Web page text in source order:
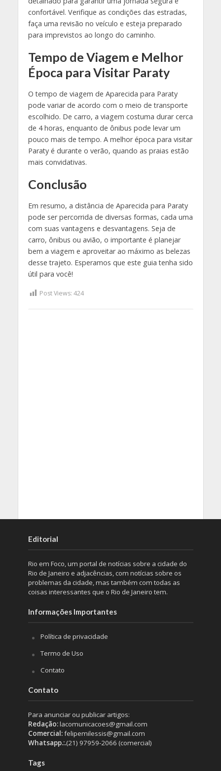
confortável. Verifique as condições das estradas,
faça uma revisão no veículo e esteja preparado
para imprevistos ao longo do caminho.
Tempo de Viagem e Melhor
Época para Visitar Paraty
O tempo de viagem de Aparecida para Paraty
pode variar de acordo com o meio de transporte
escolhido. De carro, a viagem costuma durar cerca
de 4 horas, enquanto de ônibus pode levar um
pouco mais de tempo. A melhor época para visitar
Paraty é durante o verão, quando as praias estão
mais convidativas.
Conclusão
Em resumo, a distância de Aparecida para Paraty
pode ser percorrida de diversas formas, cada uma
com suas vantagens e desvantagens. Seja de
carro, ônibus ou avião, o importante é planejar
bem a viagem e aproveitar ao máximo as belezas
desse trajeto. Esperamos que este guia tenha sido
útil para você!
Post Views: 424
Editorial
Rio em Foco, um portal de notícias sobre a cidade do
Rio de Janeiro e adjacências, com notícias sobre os
problemas da cidade, mas também com todas as
coisas interessantes que o Rio de Janeiro tem.
Informações Importantes
Política de privacidade
Termo de Uso
Contato
Contato
Para anunciar ou publicar artigos:
Redação:lacomunicacoes@gmail.com
Comercial:felipemilessis@gmail.com
Whatsapp.:.(21) 97959-2066 (comercial)
Tags